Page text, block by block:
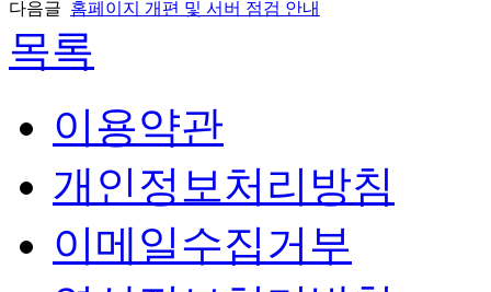
다음글 홈페이지 개편 및 서버 점검 안내
목록
이용약관
개인정보처리방침
이메일수집거부